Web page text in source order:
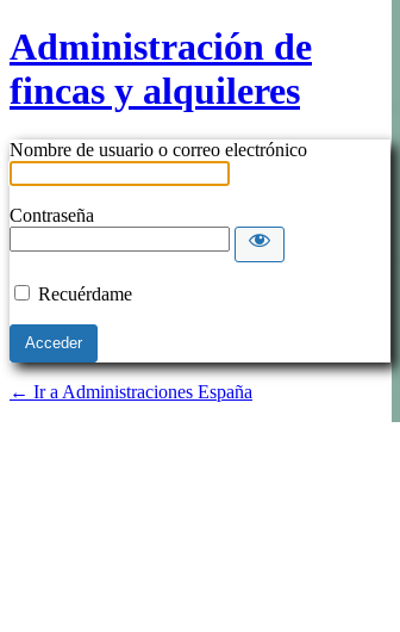
Administración de
fincas y alquileres
Nombre de usuario o correo electrónico
Contraseña
Recuérdame
← Ir a Administraciones España